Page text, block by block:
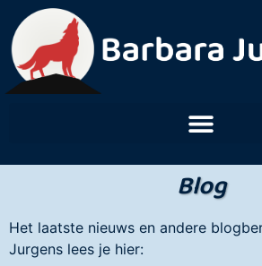
Blog
Het laatste nieuws en andere
Jurgens lees je hier: